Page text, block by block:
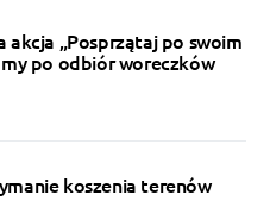
akcja „Posprzątaj po swoim
po odbiór woreczków
koszenia terenów